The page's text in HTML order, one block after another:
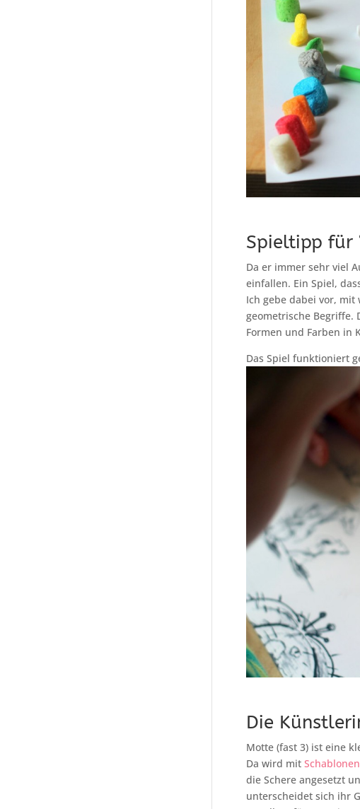
Spieltipp für
Da er immer sehr viel
einfallen. Ein Spiel,
Ich gebe dabei vor,
geometrische Begriffe.
Formen und Farben in
Das Spiel funktioniert
Die
Motte (fast 3) ist eine
Da wird mit
die Schere angesetzt
unterscheidet sich ihr